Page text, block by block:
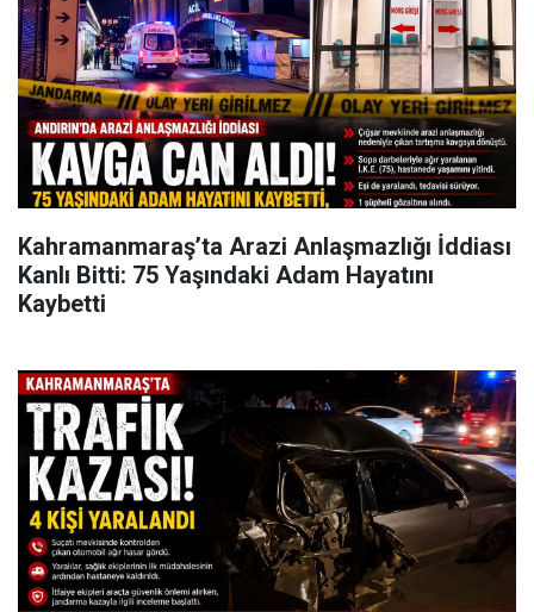
Kahramanmaraş’ta Arazi Anlaşmazlığı İddiası
Kanlı Bitti: 75 Yaşındaki Adam Hayatını
Kaybetti